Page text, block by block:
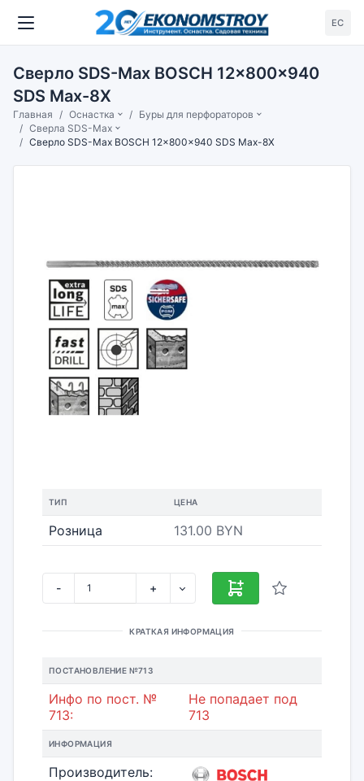
ЕС
Сверло SDS-Max BOSCH 12x800x940
SDS Max-8X
Главная Оснастка
Буры для перфораторов
Сверла SDS-Max
Сверло SDS-Max BOSCH 12x800x940 SDS Max-8X
ТИП ЦЕНА
Розница 131.00 BYN
- +
КРАТКАЯ ИНФОРМАЦИЯ
ПОСТАНОВЛЕНИЕ №713
Инфо по пост. №
713:
Не попадает под
713
ИНФОРМАЦИЯ
Производитель: